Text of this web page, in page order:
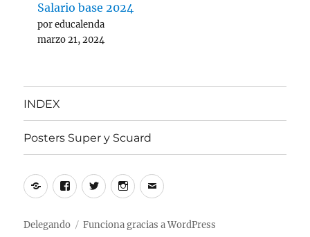
Salario base 2024
por educalenda
marzo 21, 2024
INDEX
Posters Super y Scuard
Yelp Facebook
TwitterInstagram
Correo
Delegando Funciona gracias a WordPress